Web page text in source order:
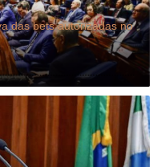
das bets autorizadas no